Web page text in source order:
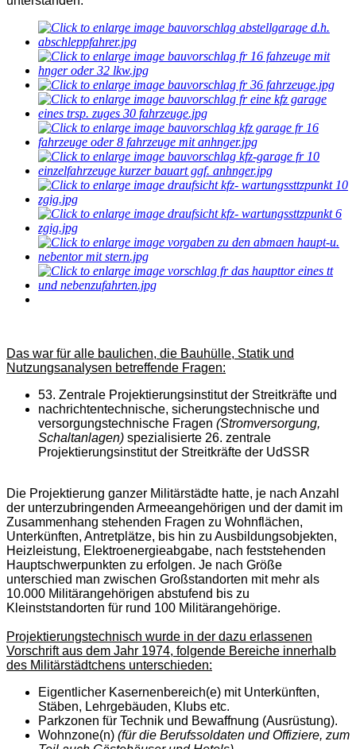
Das war für alle baulichen, die Bauhülle, Statik und
Nutzungsanalysen betreffende Fragen:
53. Zentrale Projektierungsinstitut der Streitkräfte und
nachrichtentechnische, sicherungstechnische und
versorgungstechnische Fragen (Stromversorgung,
Schaltanlagen) spezialisierte 26. zentrale
Projektierungsinstitut der Streitkräfte der UdSSR
Die Projektierung ganzer Militärstädte hatte, je nach Anzahl
der unterzubringenden Armeeangehörigen und der damit im
Zusammenhang stehenden Fragen zu Wohnflächen,
Unterkünften, Antretplätze, bis hin zu Ausbildungsobjekten,
Heizleistung, Elektroenergieabgabe, nach feststehenden
Hauptschwerpunkten zu erfolgen. Je nach Größe
unterschied man zwischen Großstandorten mit mehr als
10.000 Militärangehörigen abstufend bis zu
Kleinststandorten für rund 100 Militärangehörige.
Projektierungstechnisch wurde in der dazu erlassenen
Vorschrift aus dem Jahr 1974, folgende Bereiche innerhalb
des Militärstädtchens unterschieden:
Eigentlicher Kasernenbereich(e) mit Unterkünften,
Stäben, Lehrgebäuden, Klubs etc.
Parkzonen für Technik und Bewaffnung (Ausrüstung).
Wohnzone(n) (für die Berufssoldaten und Offiziere, zum